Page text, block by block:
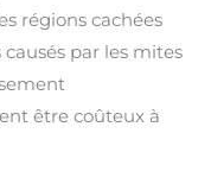
régions cachées
par les mites
être coûteux à